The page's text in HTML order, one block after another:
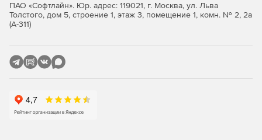
ПАО «Софтлайн». Юр. адрес: 119021, г. Москва, ул. Льва
Толстого, дом 5, строение 1, этаж 3, помещение 1, комн. № 2, 2а
(А-311)